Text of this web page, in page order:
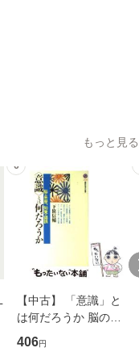
もっと見る
6
【中古】 「意識」と
は何だろうか 脳の来
歴、知覚の錯誤 （講
406円